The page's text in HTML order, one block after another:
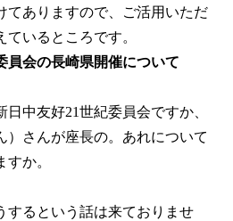
てありますので、ご活用いただ
いるところです。
員会の長崎県開催について
中友好21世紀委員会ですか、
さんが座長の。あれについて
か。
するという話は来ておりませ